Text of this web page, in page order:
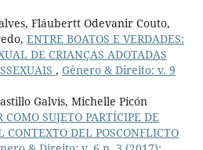
Fláubertt Odevanir Couto,
ENTRE BOATOS E VERDADES:
DE CRIANÇAS ADOTADAS
, Gênero & Direito: v. 9
Galvis, Michelle Picón
COMO SUJETO PARTÍCIPE DE
CONTEXTO DEL POSCONFLICTO